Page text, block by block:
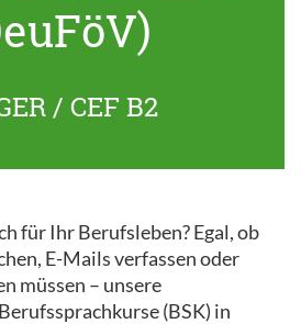
/ CEF B2
für Ihr Berufsleben? Egal, ob
E-Mails verfassen oder
müssen – unsere
(BSK) in